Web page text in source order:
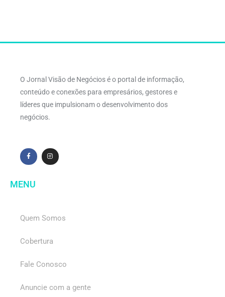
O Jornal Visão de Negócios é o portal de informação,
conteúdo e conexões para empresários, gestores e
líderes que impulsionam o desenvolvimento dos
negócios.
MENU
Quem Somos
Cobertura
Fale Conosco
Anuncie com a gente